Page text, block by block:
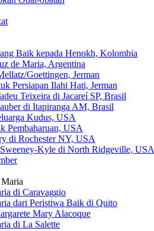
Baik kepada Henokh, Kolombia
de Maria, Argentina
Goettingen, Jerman
Persiapan Ilahi Hati, Jerman
Teixeira di Jacareí SP, Brasil
di Itapiranga AM, Brasil
Kudus, USA
Pembaharuan, USA
di Rochester NY, USA
Sweeney-Kyle di North Ridgeville, USA
di Caravaggio
dari Peristiwa Baik di Quito
Mary Alacoque
di La Salette